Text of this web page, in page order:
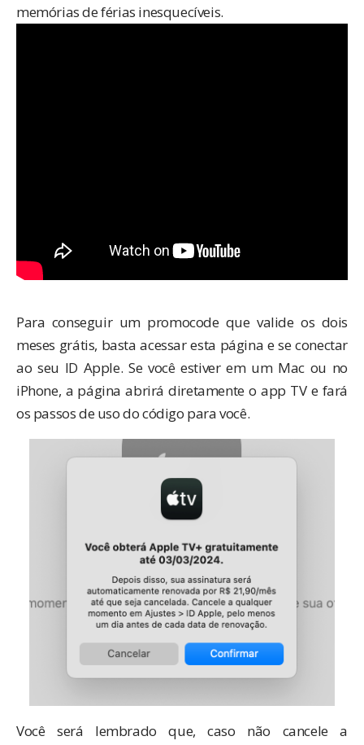
memórias de férias inesquecíveis.
Para conseguir um promocode que valide os dois
meses grátis, bastaacessar esta página e se conectar
ao seu ID Apple. Se você estiver em um Mac ou no
iPhone, a página abrirá diretamente o app TV e fará
os passos de uso do código para você.
Você será lembrado que, caso não cancele a